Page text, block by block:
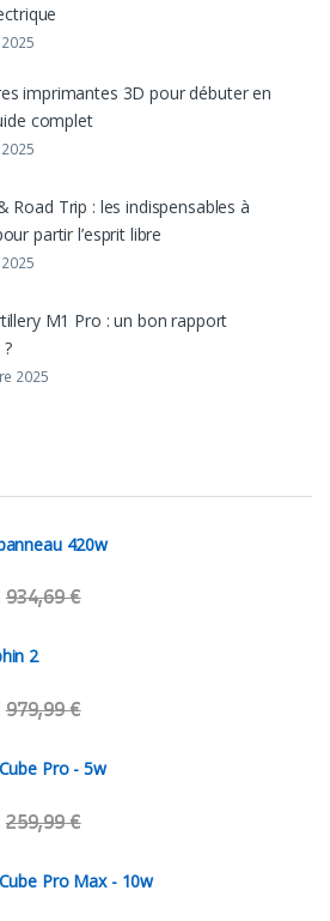
imprimantes 3D pour débuter en
complet
Road Trip : les indispensables à
partir l’esprit libre
M1 Pro : un bon rapport
2025
420w
934,69€
2
979,99€
Pro - 5w
259,99€
Pro Max - 10w